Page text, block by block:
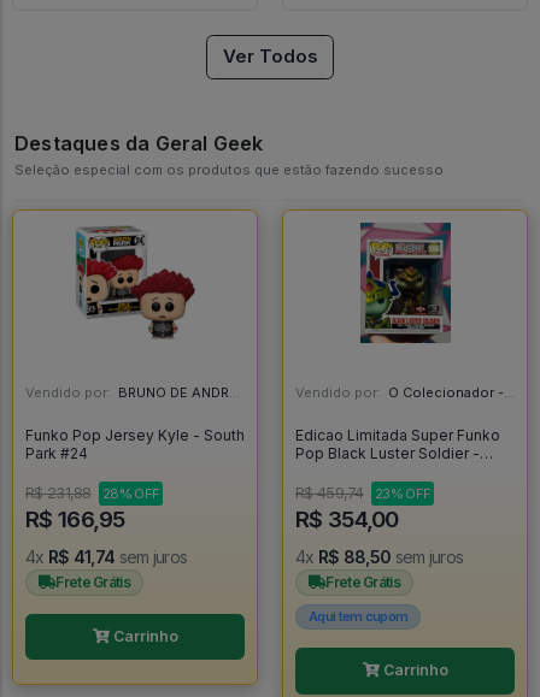
Ver Todos
Destaques da Geral Geek
Seleção especial com os produtos que estão fazendo sucesso
Vendido por: BRUNO DE ANDRADE CLEMENTE - SC
Funko Pop Jersey Kyle - South
Park #24
R$ 231,88 28% OFF
R$ 166,95
4x R$ 41,74 sem juros
Frete Grátis
Carrinho
Vendido por: O Colecionador - SP
Edicao Limitada Super Funko
Pop Black Luster Soldier -
R$ 459,74
23% OFF
R$ 354,00
4x R$ 88,50 sem juros
Frete Grátis
Aqui tem cupom
Carrinho